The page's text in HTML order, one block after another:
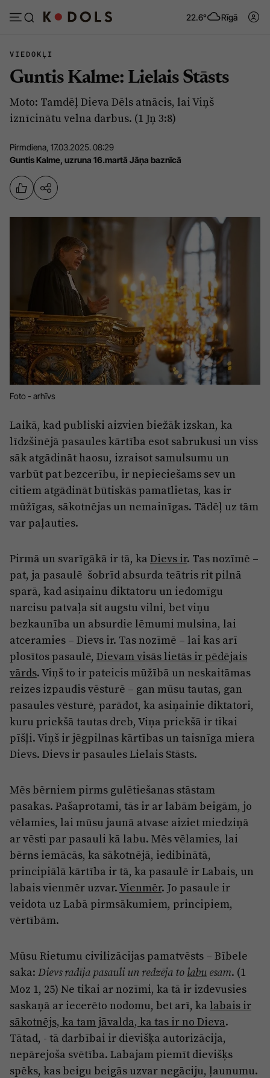
22.6° Rīgā
Ziņas
Politika
Izglītība
Veselība
Tēmas
Krimināli
Izklaide
Sarunas
Pasākumi
Pierīga
Ādaži
Ķekava
Mārupe
Olaine
Ropaži
Salaspils
Saulkrasti
Jūrmala
Projekti
Mediju atbalsta fonds
Zaļā nākotne
Iedvesmai nav vecuma
Vide
Kodols
Par laikrakstu
Privātuma politika
Ētikas kodekss
Lietošanas noteikumi
Pārredzamības paziņojumi
Sludinājumi
VIEDOKĻI
Guntis Kalme: Lielais Stāsts
Moto: Tamdēļ Dieva Dēls atnācis, lai Viņš
iznīcinātu velna darbus. (1 Jņ 3:8)
Pirmdiena, 17.03.2025. 08:29
Guntis Kalme, uzruna 16.martā Jāņa baznīcā
Foto - arhīvs
Laikā, kad publiski aizvien biežāk izskan, ka
līdzšinējā pasaules kārtība esot sabrukusi un viss
sāk atgādināt haosu, izraisot samulsumu un
varbūt pat bezcerību, ir nepieciešams sev un
citiem atgādināt būtiskās pamatlietas, kas ir
mūžīgas, sākotnējas un nemainīgas. Tādēļ uz tām
var paļauties.
Pirmā un svarīgākā ir tā, ka Dievs ir. Tas nozīmē –
pat, ja pasaulē šobrīd absurda teātris rit pilnā
sparā, kad asiņainu diktatoru un iedomīgu
narcisu patvaļa sit augstu vilni, bet viņu
bezkaunība un absurdie lēmumi mulsina, lai
atceramies – Dievs ir. Tas nozīmē – lai kas arī
plosītos pasaulē, Dievam visās lietās ir pēdējais
vārds. Viņš to ir pateicis mūžībā un neskaitāmas
reizes izpaudis vēsturē – gan mūsu tautas, gan
pasaules vēsturē, parādot, ka asiņainie diktatori,
kuru priekšā tautas dreb, Viņa priekšā ir tikai
pīšļi. Viņš ir jēgpilnas kārtības un taisnīga miera
Dievs. Dievs ir pasaules Lielais Stāsts.
Mēs bērniem pirms gulētiešanas stāstam
pasakas. Pašaprotami, tās ir ar labām beigām, jo
vēlamies, lai mūsu jaunā atvase aiziet miedziņā
ar vēsti par pasauli kā labu. Mēs vēlamies, lai
bērns iemācās, ka sākotnējā, iedibinātā,
principiālā kārtība ir tā, ka pasaulē ir Labais, un
labais vienmēr uzvar.Vienmēr. Jo pasaule ir
veidota uz Labā pirmsākumiem, principiem,
vērtībām.
Mūsu Rietumu civilizācijas pamatvēsts – Bībele
saka: Dievs radīja pasauli un redzēja to labu esam. (1
Moz 1, 25) Ne tikai ar nozīmi, ka tā ir izdevusies
saskaņā ar iecerēto nodomu, bet arī, ka labais ir
sākotnējs, ka tam jāvalda, ka tas ir no Dieva.
Tātad, - tā darbībai ir dievišķa autorizācija,
nepārejoša svētība. Labajam piemīt dievišķs
spēks, kas beigu beigās uzvar negāciju, ļaunumu.